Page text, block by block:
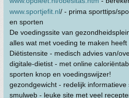
www.sportjefit.nl/ - prima sporttips/
en sporten
De voedingssite van
alles wat met voeding te maken heeft
Diëtistensite - medisch advies van/
digitale-dietist - met online
sporten knop en voedingswijzer!
gezondgewicht - redelijk informatieve
smulweb - leuke site met veel